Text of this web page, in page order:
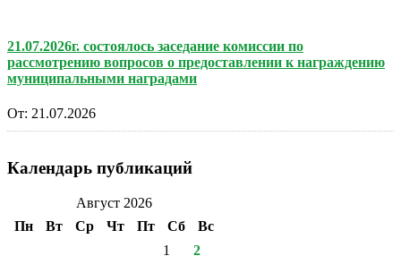
21.07.2026г. состоялось заседание комиссии по
рассмотрению вопросов о предоставлении к награждению
муниципальными наградами
От: 21.07.2026
Календарь публикаций
Август 2026
Пн
Вт Ср Чт Пт Сб
Вс
1
2